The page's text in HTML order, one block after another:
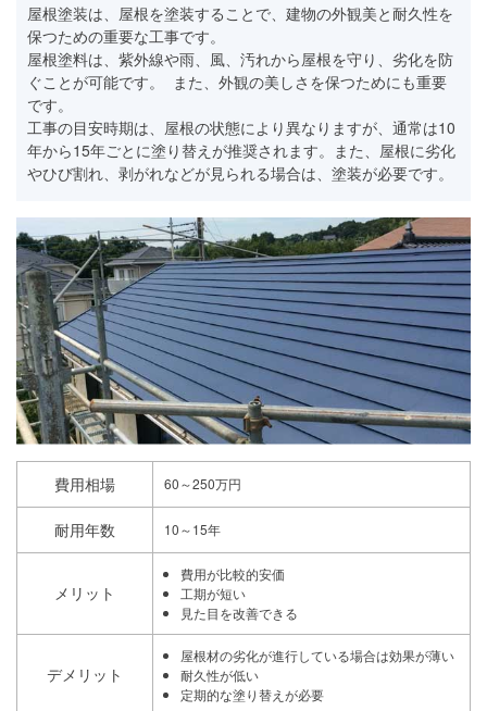
屋根塗装は、屋根を塗装することで、建物の外観美と耐久性を
保つための重要な工事です。
屋根塗料は、紫外線や雨、風、汚れから屋根を守り、劣化を防
ぐことが可能です。 また、外観の美しさを保つためにも重要
です。
工事の目安時期は、屋根の状態により異なりますが、通常は10
年から15年ごとに塗り替えが推奨されます。また、屋根に劣化
やひび割れ、剥がれなどが見られる場合は、塗装が必要です。
費用相場 60～250万円
耐用年数 10～15年
メリット
費用が比較的安価
工期が短い
見た目を改善できる
デメリット
屋根材の劣化が進行している場合は効果が薄い
耐久性が低い
定期的な塗り替えが必要